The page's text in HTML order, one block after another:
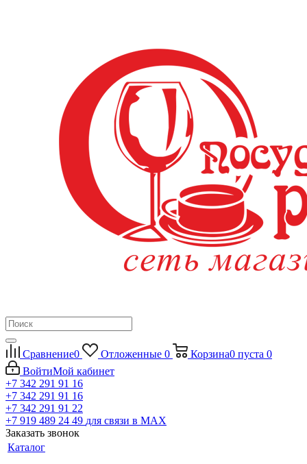
Сравнение0 Отложенные 0 Корзина0 пуста 0
ВойтиМой кабинет
+7 342 291 91 16
+7 342 291 91 16
+7 342 291 91 22
+7 919 489 24 49 для связи в МАХ
Заказать звонок
Каталог